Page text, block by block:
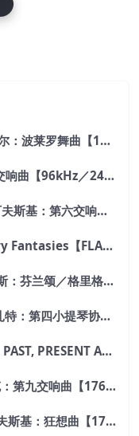
Charles Munch – 明希／拉威尔：波莱罗舞曲【176.4kHz／24bit】
瓦莱里·捷杰耶夫 – 马勒：第五交响曲【96kHz／24bit】
Pierre Monteux – 蒙特／柴可夫斯基：第六交响曲【176.4kHz／24bit】
Alexander Gadjiev – Literary Fantasies【FLAC 192】
Leonard Bernstein – 西贝柳斯：芬兰颂／格里格：培尔·金特组曲【44.1kHz／24bit】
Jascha Heifetz – 海菲兹／莫扎特：第四小提琴协奏曲，第五小提琴协奏曲《土耳其》／维瓦尔第：小提琴与大提琴协奏曲，RV 547【192kHz／24bit】
Michael Jackson – HIStory – PAST, PRESENT AND FUTURE – BOOK I【96kHz／24bit】
Fritz Reiner – 莱纳／德沃夏克：第九交响曲【176.4kHz／24bit】
Leopold Stokowski – 史托考夫斯基：狂想曲【176.4kHz／24bit】